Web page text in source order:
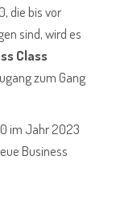
die bis vor
sind, wird es
Class
zum Gang
im Jahr 2023
Business